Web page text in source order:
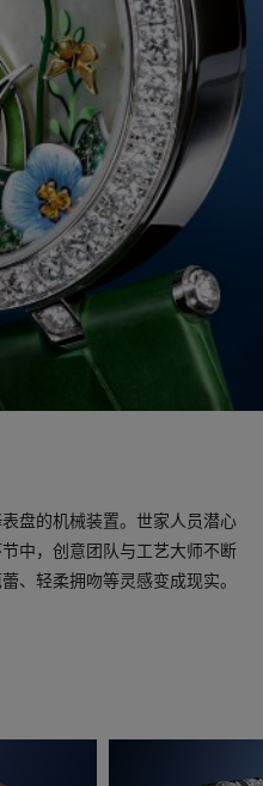
盘的机械装置。世家人员潜心
中，创意团队与工艺大师不断
、轻柔拥吻等灵感变成现实。